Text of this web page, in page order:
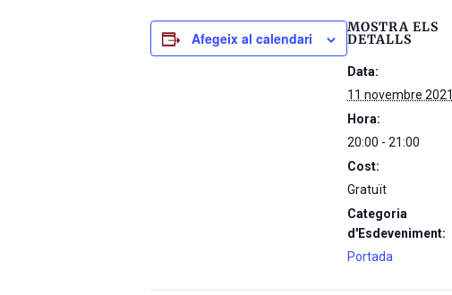
Afegeix al calendari
MOSTRA ELS
DETALLS
Data:
11 novembre 2021
Hora:
20:00 - 21:00
Cost:
Gratuït
Categoria
d'Esdeveniment:
Portada